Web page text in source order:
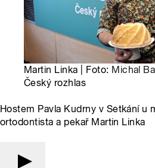
Martin Linka | Foto: Michal
Český rozhlas
Hostem Pavla Kudrny v Setkání u
ortodontista a pekař Martin Linka